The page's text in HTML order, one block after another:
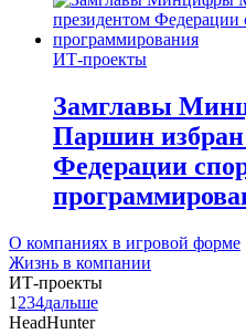
ИТ-проекты
Замглавы
Паршин избран
Федерации
О компаниях в игровой форме
Жизнь в компании
ИТ-проекты
1 234дальше
HeadHunter